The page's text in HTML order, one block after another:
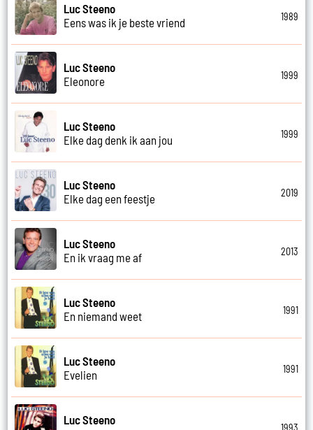
Luc Steeno
Eens was ik je beste vriend
1989
Luc Steeno
Eleonore
1999
Luc Steeno
Elke dag denk ik aan jou
1999
Luc Steeno
Elke dag een feestje
2019
Luc Steeno
En ik vraag me af
2013
Luc Steeno
En niemand weet
1991
Luc Steeno
Evelien
1991
Luc Steeno
1993